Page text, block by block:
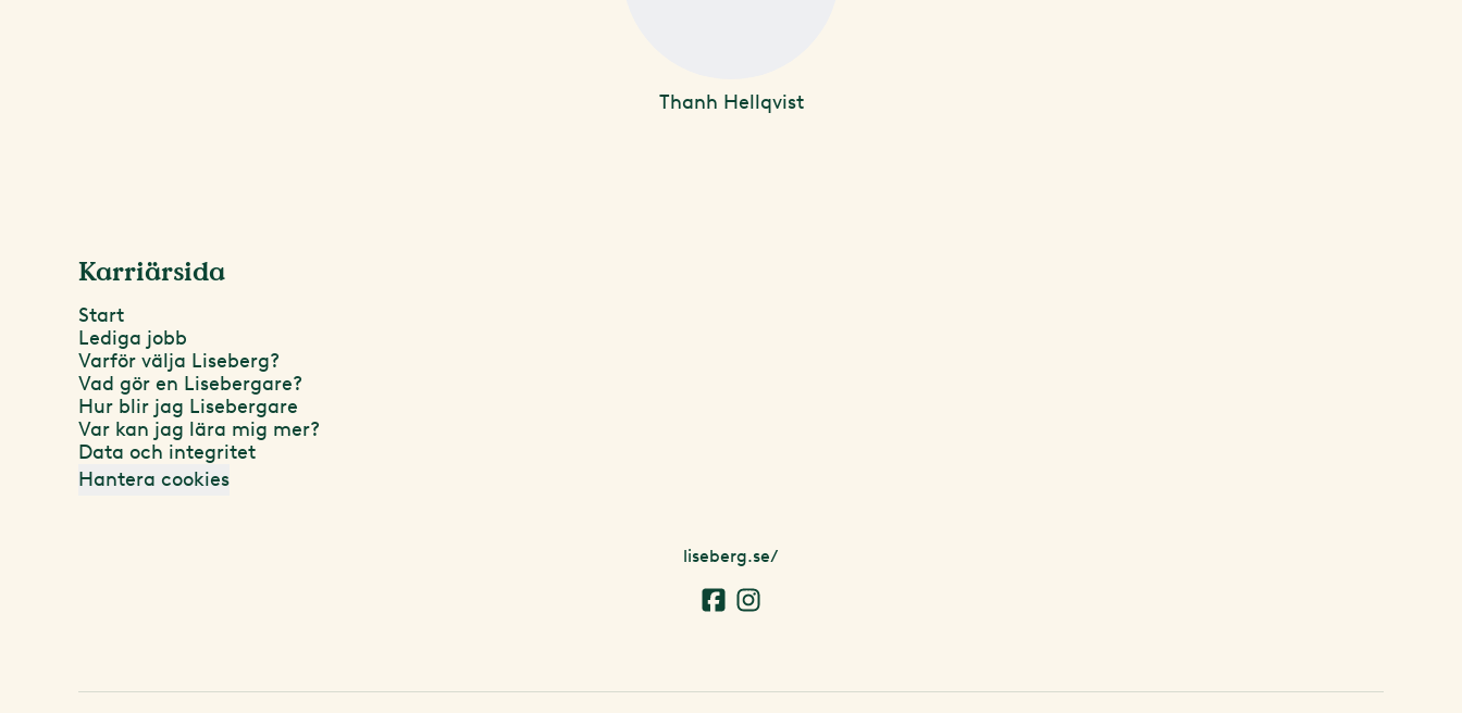
Thanh Hellqvist
Karriärsida
Start
Lediga jobb
Varför välja Liseberg?
Vad gör en Lisebergare?
Hur blir jag Lisebergare
Var kan jag lära mig mer?
Data och integritet
Hantera cookies
liseberg.se/